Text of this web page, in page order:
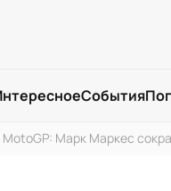
События
Марк Маркес